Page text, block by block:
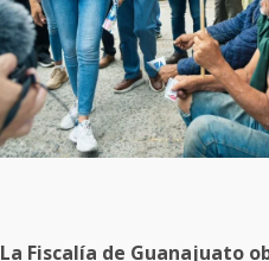
La Fiscalía de Guanajuato